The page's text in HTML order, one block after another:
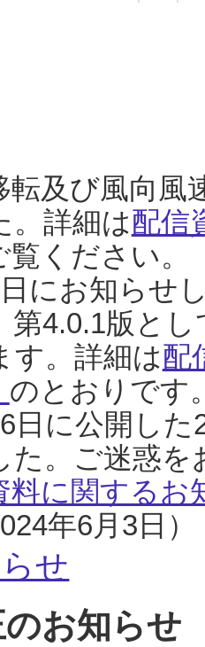
転及び風向風
。詳細は配信
覧ください。
にお知らせ
第4.0.1版と
す。詳細は配
のとおりです
日に公開し
た。ご迷惑
料に関するお
年6月3日）
せ
お知らせ